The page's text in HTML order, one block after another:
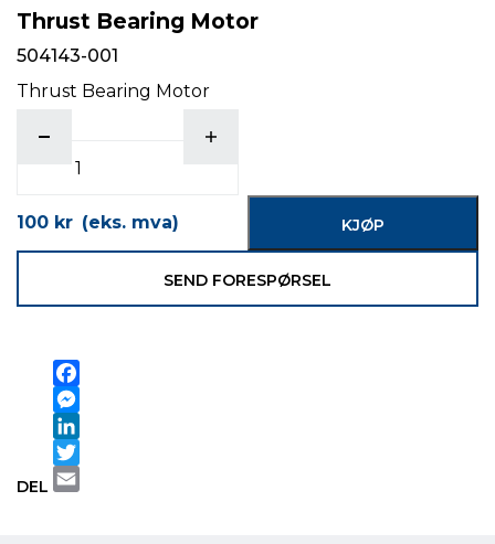
Thrust Bearing Motor
504143-001
Thrust Bearing Motor
KJØP
100 kr (eks. mva)
SEND FORESPØRSEL
DEL
Facebook
Messenger
LinkedIn
Twitter
Email